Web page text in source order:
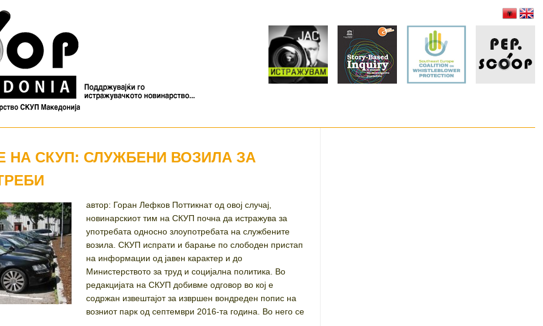
НА СКУП: СЛУЖБЕНИ ВОЗИЛА ЗА
автор: Горан Лефков Поттикнат од овој случај,
новинарскиот тим на СКУП почна да истражува за
употребата односно злоупотребата на службените
возила. СКУП испрати и барање по слободен пристап
на информации од јавен карактер и до
Министерството за труд и социјална политика. Во
редакцијата на СКУП добивме одговор во кој е
содржан извештајот за извршен вондреден попис на
возниот парк од септември 2016-та година. Во него се